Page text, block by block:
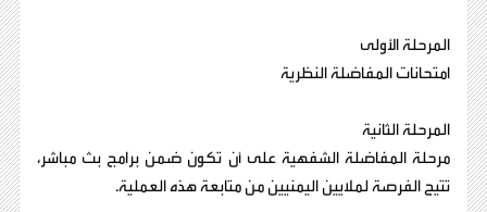
المرحلة الأولى
امتحانات المفاضلة النظرية
المرحلة الثانية
مرحلة المفاضلة الشفهية على أن تكون ضمن برامج بث مباشر،
تتيح الفرصة لملايين اليمنيين من متابعة هذه العملية.